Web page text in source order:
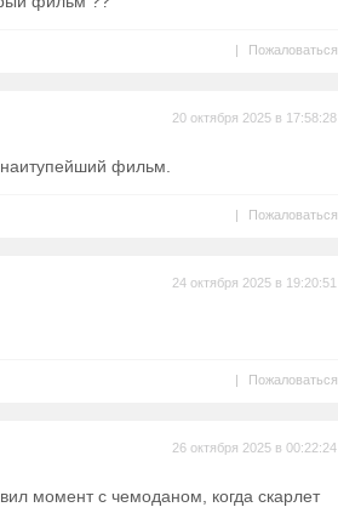
Пожаловаться
|
20 октября 2025 в 17:58:28
фильм.
Пожаловаться
|
24 октября 2025 в 19:20:51
Пожаловаться
|
26 октября 2025 в 00:22:24
момент с чемоданом, когда скарлет